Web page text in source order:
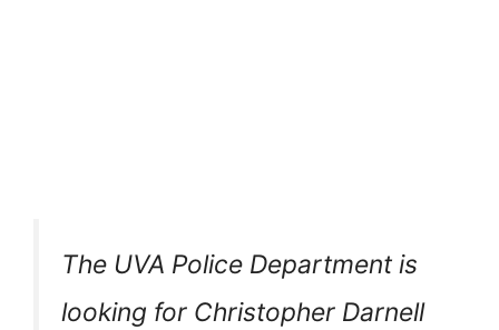
The UVA Police Department is
looking for Christopher Darnell